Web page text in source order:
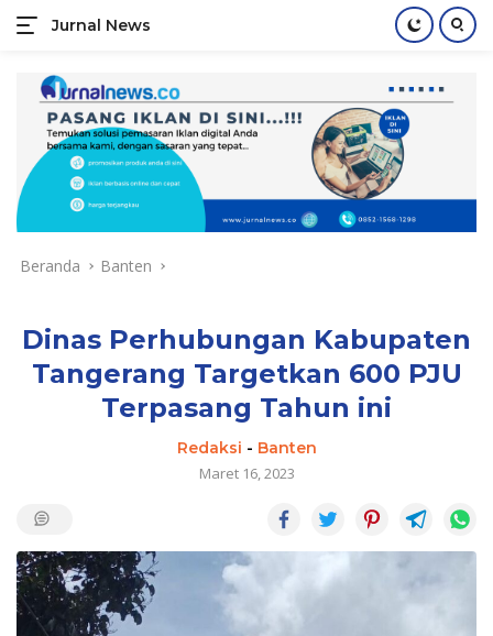
konten
Jurnal News
Jendela
Rakyat
Beranda Banten
Dinas Perhubungan Kabupaten
Tangerang Targetkan 600 PJU
Terpasang Tahun ini
Redaksi - Banten
Maret 16, 2023